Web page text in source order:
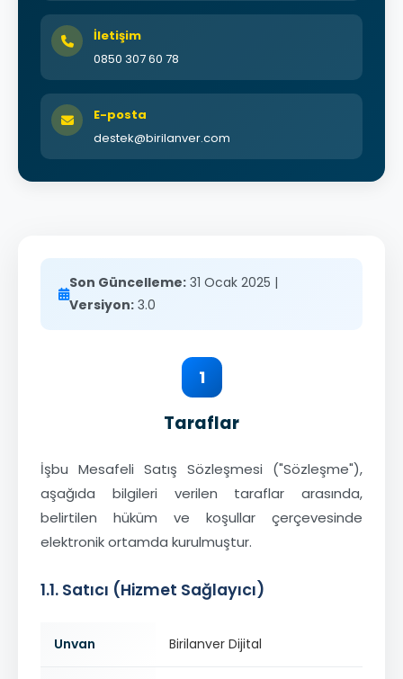
İletişim
0850 307 60 78
E-posta
destek@birilanver.com
Son Güncelleme: 31 Ocak 2025 |
Versiyon: 3.0
1
Taraflar
İşbu Mesafeli Satış Sözleşmesi ("Sözleşme"),
aşağıda bilgileri verilen taraflar arasında,
belirtilen hüküm ve koşullar çerçevesinde
elektronik ortamda kurulmuştur.
1.1. Satıcı (Hizmet Sağlayıcı)
Unvan Birilanver Dijital